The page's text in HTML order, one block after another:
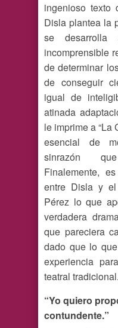
ingenioso texto
Disla plantea la
se
incomprensible
de determinar
de conseguir
igual de
atinada
le imprime a “La
esencial de
sinrazón
Finalemente,
entre Disla y el
Pérez lo que
verdadera
que pareciera
dado que lo
experiencia
teatral tradicional.
“Yo quiero
contundente.”